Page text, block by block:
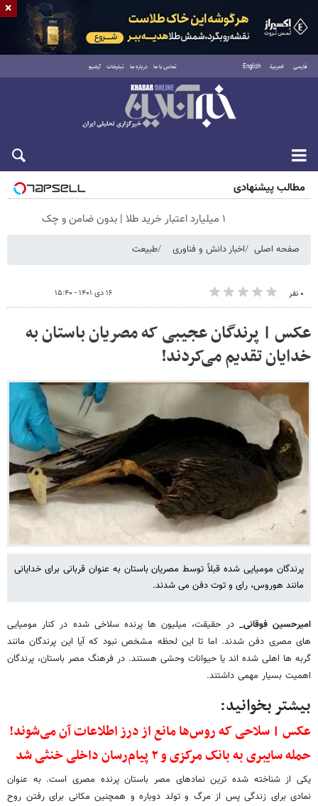
فارسی العربية English تماس با ما درباره ما تبلیغات آرشیو
شنبه ۱۷ مرداد ۱۴۰۵
مطالب پیشنهادی
۱ میلیارد اعتبار خرید طلا | بدون ضامن و چک
صفحه اصلی اخبار دانش و فناوری طبیعت
۰ نفر ۱۶ دی ۱۴۰۱ - ۱۵:۴۰
عکس | پرندگان عجیبی که مصریان باستان به
خدایان تقدیم می‌کردند!
پرندگان مومیایی شده قبلاً توسط مصریان باستان به عنوان قربانی برای خدایانی
مانند هوروس، رای و توت دفن می شدند.
امیرحسین فوقانی_ در حقیقت، میلیون ها پرنده سلاخی شده در کنار مومیایی
های مصری دفن شدند. اما تا این لحظه مشخص نبود که آیا این پرندگان مانند
گربه ها اهلی شده اند یا حیوانات وحشی هستند. در فرهنگ مصر باستان، پرندگان
اهمیت بسیار مهمی داشتند.
بیشتر بخوانید:
عکس | سلاحی که روس‌ها مانع از درز اطلاعات آن می‌شوند!
حمله سایبری به بانک مرکزی و ۲ پیام‌رسان داخلی خنثی شد
یکی از شناخته شده ترین نمادهای مصر باستان پرنده مصری است. به عنوان
نمادی برای زندگی پس از مرگ و تولد دوباره و همچنین مکانی برای رفتن روح
×